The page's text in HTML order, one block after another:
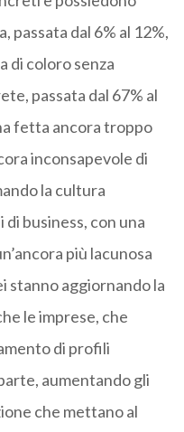
passata dal 6% al 12%,
di coloro senza
passata dal 67% al
fetta ancora troppo
inconsapevole di
la cultura
di business, con una
più lacunosa
stanno aggiornando la
le imprese, che
di profili
aumentando gli
che mettano al